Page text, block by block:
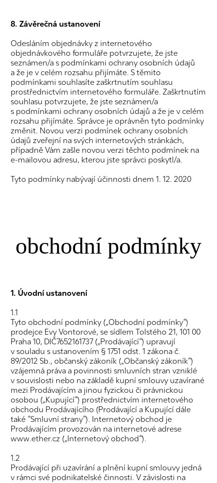
8. Závěrečná ustanovení
Odesláním objednávky z internetového
objednávkového formuláře potvrzujete, že jste
seznámen/a s podmínkami ochrany osobních údajů
a že je v celém rozsahu přijímáte. S těmito
podmínkami souhlasíte zaškrtnutím souhlasu
prostřednictvím internetového formuláře. Zaškrtnutím
souhlasu potvrzujete, že jste seznámen/a
s podmínkami ochrany osobních údajů a že je v celém
rozsahu přijímáte. Správce je oprávněn tyto podmínky
změnit. Novou verzi podmínek ochrany osobních
údajů zveřejní na svých internetových stránkách,
případně Vám zašle novou verzi těchto podmínek na
e-mailovou adresu, kterou jste správci poskytl/a.
Tyto podmínky nabývají účinnosti dnem 1. 12. 2020
obchodní podmínky
1. Úvodní ustanovení
1.1
Tyto obchodní podmínky („Obchodní podmínky“)
prodejce Evy Vontorové, se sídlem Tolstého 21, 101 00
Praha 10, DIČ7652161737 („Prodávající“) upravují
v souladu s ustanovením § 1751 odst. 1 zákona č.
89/2012 Sb., občanský zákoník („Občanský zákoník“)
vzájemná práva a povinnosti smluvních stran vzniklé
v souvislosti nebo na základě kupní smlouvy uzavírané
mezi Prodávajícím a jinou fyzickou či právnickou
osobou („Kupující“) prostřednictvím internetového
obchodu Prodávajícího (Prodávající a Kupující dále
také “Smluvní strany”). Internetový obchod je
Prodávajícím provozován na internetové adrese
www.ether.cz („Internetový obchod“).
1.2
Prodávající při uzavírání a plnění kupní smlouvy jedná
v rámci své podnikatelské činnosti. V závislosti na